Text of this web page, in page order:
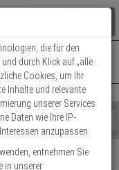
ist momentan leer.
Fertig
Fr.: 8:00 - 14:00 Uhr
die für den
durch Klick auf „alle
Cookies, um Ihr
Inhalte und relevante
unserer Services
Daten wie Ihre IP-
anzupassen.
entnehmen Sie
in unserer